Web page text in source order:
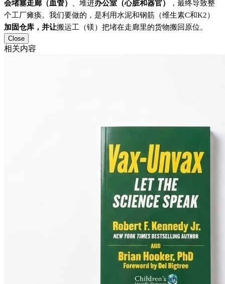
会堵塞走廊（血管）
、堆进办公室（心脏和器官）
，最终导致整
个工厂瘫痪。我们要做的，是利用水泥和钢筋（维生素C和K2）
加固仓库，并让搬运工（镁）把堵在走廊里的货物搬回原位。
Close
相关内容